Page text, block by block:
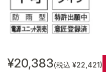
¥20,383(税込 ¥22,421)